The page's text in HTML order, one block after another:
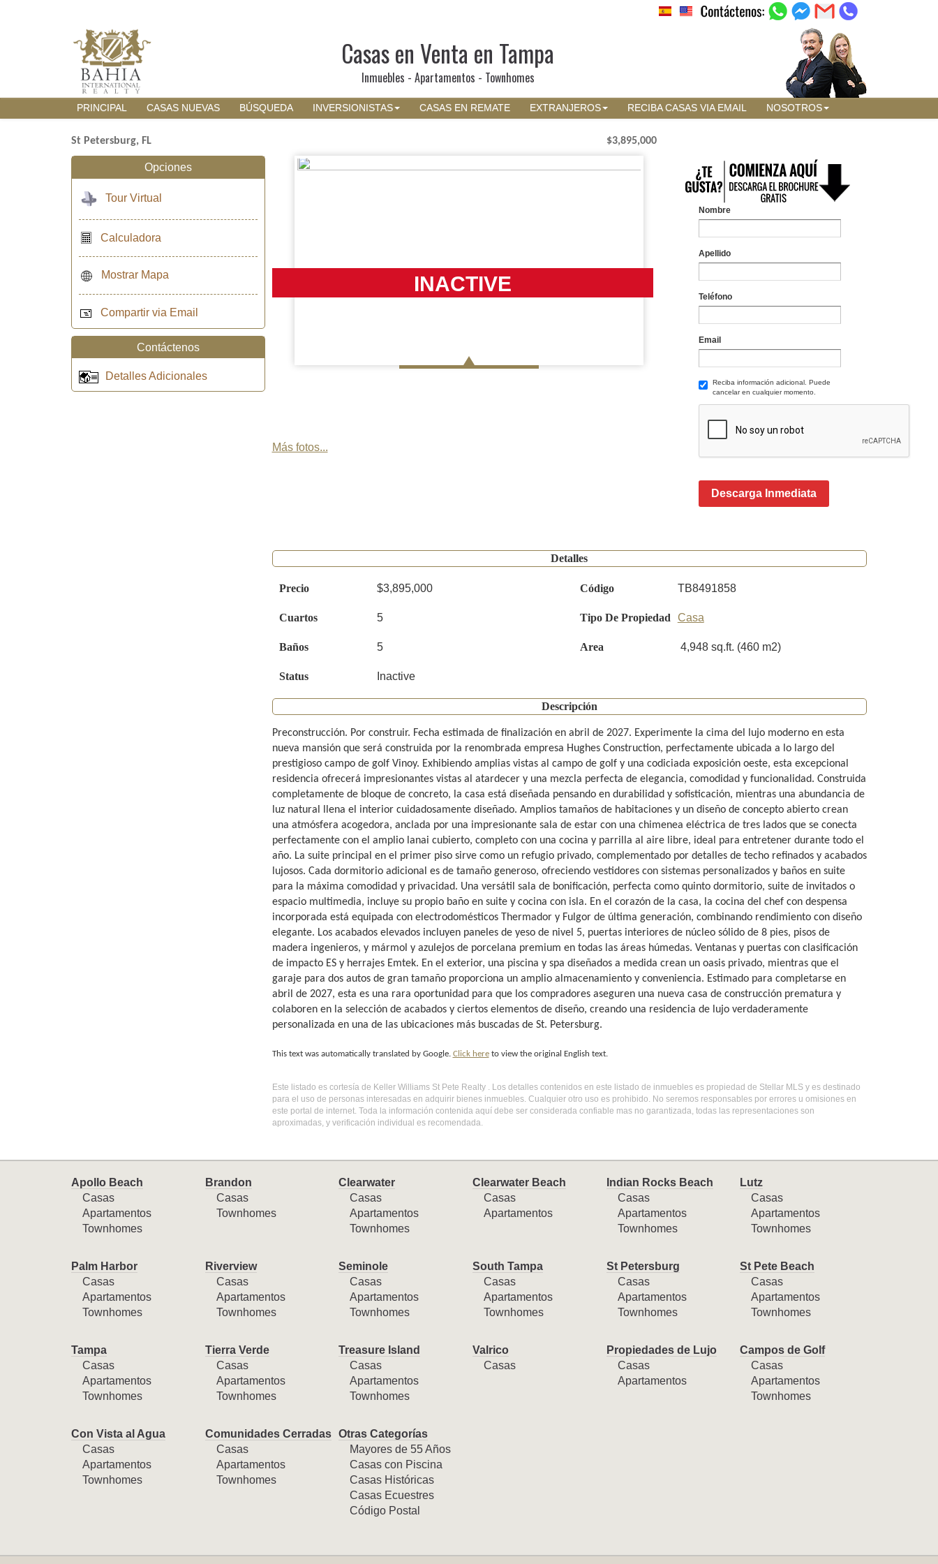
Casas en Venta en Tampa
Inmuebles - Apartamentos - Townhomes
PRINCIPAL CASAS NUEVAS BÚSQUEDA INVERSIONISTAS CASAS EN REMATE EXTRANJEROS RECIBA CASAS VIA EMAIL NOSOTROS
St Petersburg, FL $3,895,000
INACTIVE
Más fotos...
Nombre
Apellido
Teléfono
Email
Reciba información adicional. Puede
cancelar en cualquier momento.
Descarga Inmediata
Detalles
Precio $3,895,000 Código TB8491858
Cuartos 5 Tipo De Propiedad Casa
Baños 5 Area 4,948 sq.ft. (460 m2)
Status Inactive
Descripción
Preconstrucción. Por construir. Fecha estimada de finalización en abril de 2027. Experimente la cima del lujo moderno en esta
nueva mansión que será construida por la renombrada empresa Hughes Construction, perfectamente ubicada a lo largo del
prestigioso campo de golf Vinoy. Exhibiendo amplias vistas al campo de golf y una codiciada exposición oeste, esta excepcional
residencia ofrecerá impresionantes vistas al atardecer y una mezcla perfecta de elegancia, comodidad y funcionalidad. Construida
completamente de bloque de concreto, la casa está diseñada pensando en durabilidad y sofisticación, mientras una abundancia de
luz natural llena el interior cuidadosamente diseñado. Amplios tamaños de habitaciones y un diseño de concepto abierto crean
una atmósfera acogedora, anclada por una impresionante sala de estar con una chimenea eléctrica de tres lados que se conecta
perfectamente con el amplio lanai cubierto, completo con una cocina y parrilla al aire libre, ideal para entretener durante todo el
año. La suite principal en el primer piso sirve como un refugio privado, complementado por detalles de techo refinados y acabados
lujosos. Cada dormitorio adicional es de tamaño generoso, ofreciendo vestidores con sistemas personalizados y baños en suite
para la máxima comodidad y privacidad. Una versátil sala de bonificación, perfecta como quinto dormitorio, suite de invitados o
espacio multimedia, incluye su propio baño en suite y cocina con isla. En el corazón de la casa, la cocina del chef con despensa
incorporada está equipada con electrodomésticos Thermador y Fulgor de última generación, combinando rendimiento con diseño
elegante. Los acabados elevados incluyen paneles de yeso de nivel 5, puertas interiores de núcleo sólido de 8 pies, pisos de
madera ingenieros, y mármol y azulejos de porcelana premium en todas las áreas húmedas. Ventanas y puertas con clasificación
de impacto ES y herrajes Emtek. En el exterior, una piscina y spa diseñados a medida crean un oasis privado, mientras que el
garaje para dos autos de gran tamaño proporciona un amplio almacenamiento y conveniencia. Estimado para completarse en
abril de 2027, esta es una rara oportunidad para que los compradores aseguren una nueva casa de construcción prematura y
colaboren en la selección de acabados y ciertos elementos de diseño, creando una residencia de lujo verdaderamente
personalizada en una de las ubicaciones más buscadas de St. Petersburg.
This text was automatically translated by Google. Click hereto view the original English text.
Este listado es cortesía de Keller Williams St Pete Realty . Los detalles contenidos en este listado de inmuebles es propiedad de Stellar MLS y es destinado
para el uso de personas interesadas en adquirir bienes inmuebles. Cualquier otro uso es prohibido. No seremos responsables por errores u omisiones en
este portal de internet. Toda la información contenida aquí debe ser considerada confiable mas no garantizada, todas las representaciones son
aproximadas, y verificación individual es recomendada.
Opciones
Tour Virtual
Calculadora
Mostrar Mapa
Compartir via Email
Contáctenos
Detalles Adicionales
Apollo Beach
Casas
Apartamentos
Townhomes
Brandon
Casas
Townhomes
Clearwater
Casas
Apartamentos
Townhomes
Clearwater Beach
Casas
Apartamentos
Indian Rocks Beach
Casas
Apartamentos
Townhomes
Lutz
Casas
Apartamentos
Townhomes
Palm Harbor
Casas
Apartamentos
Townhomes
Riverview
Casas
Apartamentos
Townhomes
Seminole
Casas
Apartamentos
Townhomes
South Tampa
Casas
Apartamentos
Townhomes
St Petersburg
Casas
Apartamentos
Townhomes
St Pete Beach
Casas
Apartamentos
Townhomes
Tampa
Casas
Apartamentos
Townhomes
Tierra Verde
Casas
Apartamentos
Townhomes
Treasure Island
Casas
Apartamentos
Townhomes
Valrico
Casas
Propiedades de Lujo
Casas
Apartamentos
Campos de Golf
Casas
Apartamentos
Townhomes
Con Vista al Agua
Casas
Apartamentos
Townhomes
Comunidades Cerradas
Casas
Apartamentos
Townhomes
Otras Categorías
Mayores de 55 Años
Casas con Piscina
Casas Históricas
Casas Ecuestres
Código Postal